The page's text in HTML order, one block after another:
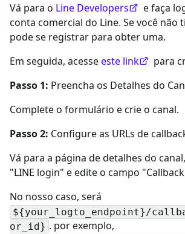
Vá para o Line Developers
e faça
conta comercial do Line. Se você não
pode se registrar para obter uma.
Em seguida, acesseeste link
para
Passo 1: Preencha os Detalhes do
Complete o formulário e crie o canal.
Passo 2: Configure as URLs de
Vá para a página de detalhes do
"LINE login" e edite o campo "Callback
No nosso caso, será
${your_logto_endpoint}/
or_id} . por exemplo,